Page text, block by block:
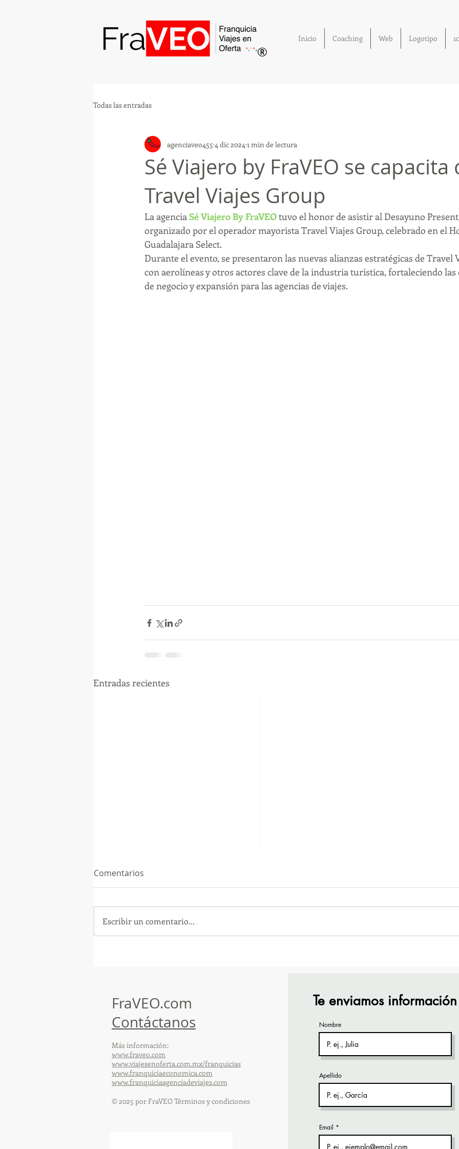
®
Inicio Coaching Web Logotipo
Todas las entradas
Sé Viajero by FraVEO se capacita
Travel Viajes Group
agenciaveo455 4 dic 2024 1 min de lectura
La agencia Sé Viajero By FraVEO tuvo el honor de asistir al Desayuno
organizado por el operador mayorista Travel Viajes Group, celebrado en el
Guadalajara Select.
Durante el evento, se presentaron las nuevas alianzas estratégicas de Travel
con aerolíneas y otros actores clave de la industria turística, fortaleciendo
de negocio y expansión para las agencias de viajes.
Entradas recientes
Comentarios
Escribir un comentario...
FraVEO.com
Contáctanos
Más información:
www.fraveo.com
www.viajesenoferta.com.mx/franquicias
www.franquiciaeconomica.com
www.franquiciaagenciadeviajes.com
© 2025 por FraVEO Términos y condiciones
Te enviamos información
Nombre
Apellido
Email